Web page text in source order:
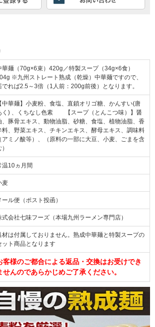
華麺（70g×6束）420g／特製スープ（34g×6食）
※九州ストレート熟成（乾燥）中華麺ですので、
でれば2.5～3倍（1人前：200g前後）となります。
【中華麺】小麦粉、食塩、直鎖オリゴ糖、かんすい(唐
く) 、くちなし色素 【スープ（とんこつ味）】醤
、豚骨エキス、動物油脂、砂糖、食塩、植物油脂、香
料、野菜エキス、チキンエキス、酵母エキス、調味料
（アミノ酸等）、（原料の一部に大豆、小麦、ごまを含
温10ヵ月間
麦
ール便（ポスト投函）
式会社七味フーズ（本場九州ラーメン専門店）
材は付属しておりません。熟成中華麺と特製スープの
ット商品となります
客様のご都合による返品・交換はお受けでき
せんのであらかじめご了承ください。